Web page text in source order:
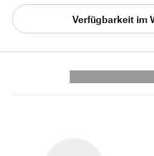
Verfügbarkeit im